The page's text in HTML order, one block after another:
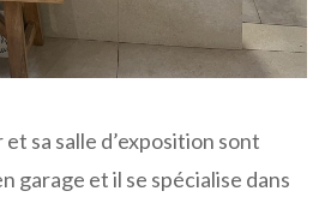
et sa salle d’exposition sont
garage et il se spécialise dans